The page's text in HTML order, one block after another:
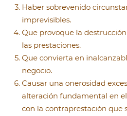
Haber sobrevenido
imprevisibles.
Que provoque la
las prestaciones.
Que convierta en
negocio.
Causar una onerosidad
alteración fundamental en
con la contraprestación que